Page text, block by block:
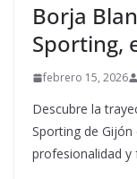
Borja
Sporting,
febrero 15, 2026
Descubre la
Sporting de Gijón
profesionalidad y